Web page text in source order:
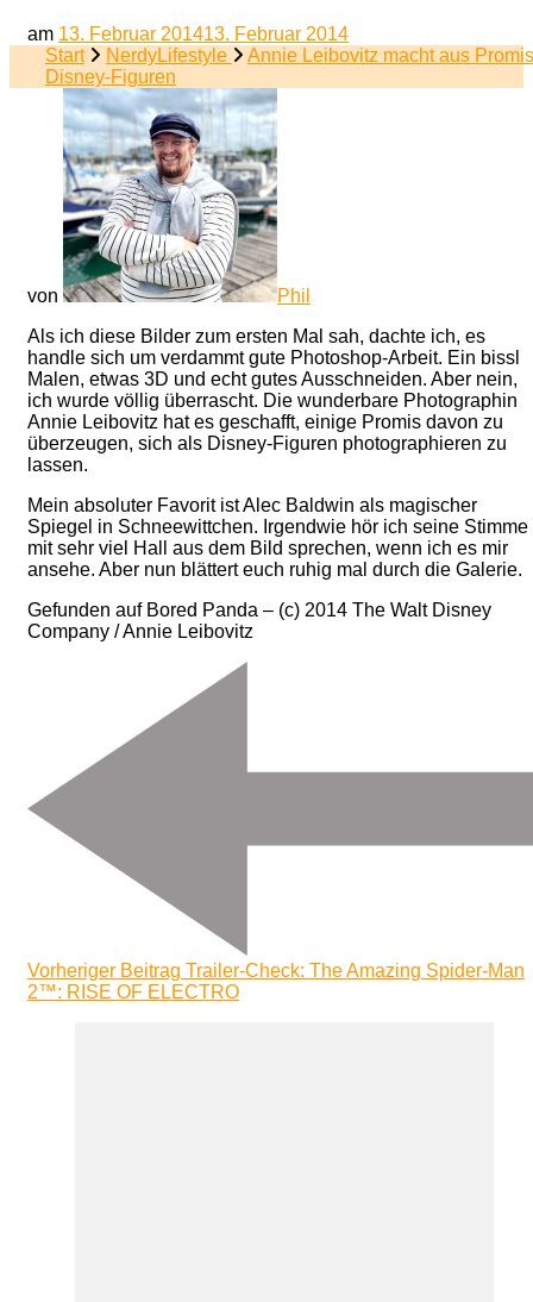
am 13. Februar 201413. Februar 2014
Start
NerdyLifestyle
Annie Leibovitz macht aus Promis
Disney-Figuren
von
Phil
Als ich diese Bilder zum ersten Mal sah, dachte ich, es
handle sich um verdammt gute Photoshop-Arbeit. Ein bissl
Malen, etwas 3D und echt gutes Ausschneiden. Aber nein,
ich wurde völlig überrascht. Die wunderbare Photographin
Annie Leibovitz hat es geschafft, einige Promis davon zu
überzeugen, sich als Disney-Figuren photographieren zu
lassen.
Mein absoluter Favorit ist Alec Baldwin als magischer
Spiegel in Schneewittchen. Irgendwie hör ich seine Stimme
mit sehr viel Hall aus dem Bild sprechen, wenn ich es mir
ansehe. Aber nun blättert euch ruhig mal durch die Galerie.
Gefunden auf Bored Panda – (c) 2014 The Walt Disney
Company / Annie Leibovitz
Beitragsnavigation
Vorheriger Beitrag Trailer-Check: The Amazing Spider-Man
2™: RISE OF ELECTRO